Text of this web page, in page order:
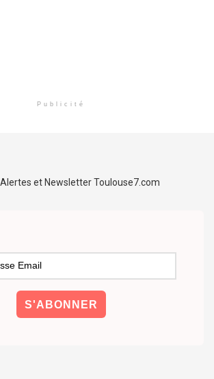
Publicité
et Newsletter Toulouse7.com